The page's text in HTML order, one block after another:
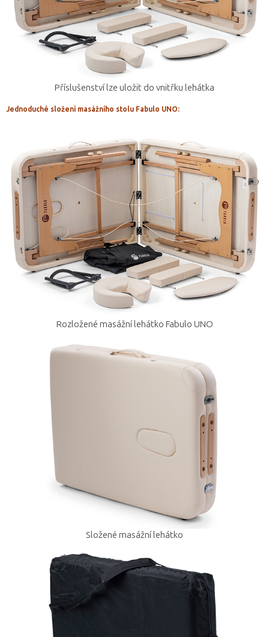
Příslušenství lze uložit do vnitřku lehátka
Jednoduché složení masážního stolu Fabulo UNO:
Rozložené masážní lehátko Fabulo UNO
Složené masážní lehátko